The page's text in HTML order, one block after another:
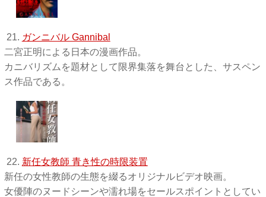
21. ガンニバル Gannibal
二宮正明による日本の漫画作品。
カニバリズムを題材として限界集落を舞台とした、サスペン
ス作品である。
22. 新任女教師 青き性の時限装置
新任の女性教師の生態を綴るオリジナルビデオ映画。
女優陣のヌードシーンや濡れ場をセールスポイントとしてい